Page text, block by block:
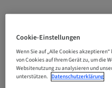
buchbar
Sprache
Englisch
Cookie-Einstellungen
Wenn Sie auf „Alle Cookies
von Cookies auf Ihrem Gerät zu, um die
Websitenutzung zu analysieren und
unterstützen. Datenschutzerklärung